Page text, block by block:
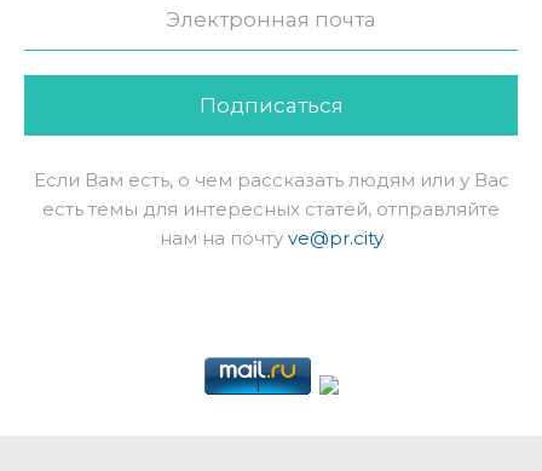
Подписаться
Если Вам есть, о чем рассказать людям или у Вас
есть темы для интересных статей, отправляйте
нам на почту ve@pr.city